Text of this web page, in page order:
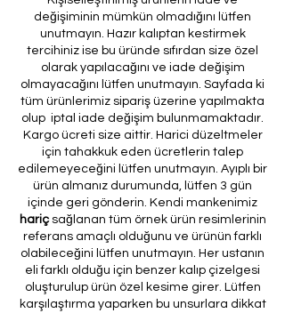
değişiminin mümkün olmadığını lütfen
unutmayın. Hazır kalıptan kestirmek
tercihiniz ise bu üründe sıfırdan size özel
olarak yapılacağını ve iade değişim
olmayacağını lütfen unutmayın. Sayfada ki
tüm ürünlerimiz sipariş üzerine yapılmakta
olup iptal iade değişim bulunmamaktadır.
Kargo ücreti size aittir. Harici düzeltmeler
için tahakkuk eden ücretlerin talep
edilemeyeceğini lütfen unutmayın. Ayıplı bir
ürün almanız durumunda, lütfen 3 gün
içinde geri gönderin. Kendi mankenimiz
hariçsağlanan tüm örnek ürün resimlerinin
referans amaçlı olduğunu ve ürünün farklı
olabileceğini lütfen unutmayın. Her ustanın
eli farklı olduğu için benzer kalıp çizelgesi
oluşturulup ürün özel kesime girer. Lütfen
karşılaştırma yaparken bu unsurlara dikkat